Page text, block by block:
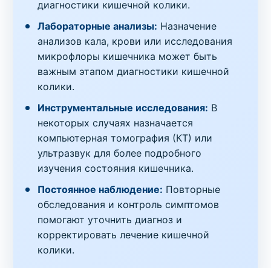
диагностики кишечной колики.
Лабораторные анализы: Назначение
анализов кала, крови или исследования
микрофлоры кишечника может быть
важным этапом диагностики кишечной
колики.
Инструментальные исследования: В
некоторых случаях назначается
компьютерная томография (КТ) или
ультразвук для более подробного
изучения состояния кишечника.
Постоянное наблюдение: Повторные
обследования и контроль симптомов
помогают уточнить диагноз и
корректировать лечение кишечной
колики.